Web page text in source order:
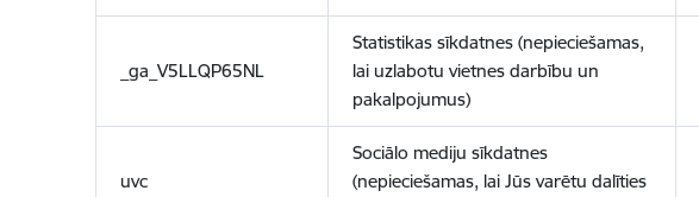
_ga_V5LLQP65NL
Statistikas sīkdatnes (nepieciešamas,
lai uzlabotu vietnes darbību un
pakalpojumus)
uvc
Sociālo mediju sīkdatnes
(nepieciešamas, lai Jūs varētu dalīties